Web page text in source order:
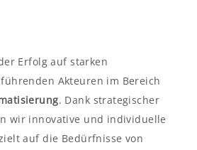
Erfolg auf starken
Akteuren im Bereich
. Dank strategischer
wir innovative und individuelle
auf die Bedürfnisse von